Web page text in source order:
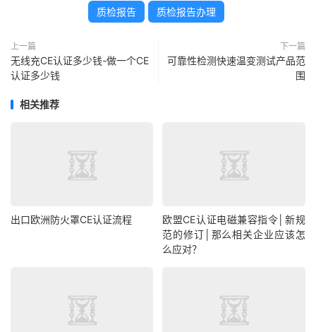
质检报告 质检报告办理
上一篇
无线充CE认证多少钱-做一个CE
认证多少钱
下一篇
可靠性检测快速温变测试产品范
围
相关推荐
出口欧洲防火罩CE认证流程
欧盟CE认证电磁兼容指令│新规
范的修订│那么相关企业应该怎
么应对？